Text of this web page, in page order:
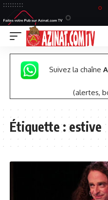
Suivez la chaîne
(alertes,
Étiquette :estive